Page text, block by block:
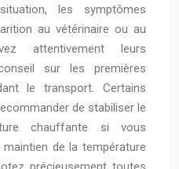
les symptômes
au vétérinaire ou au
attentivement leurs
sur les premières
le transport. Certains
de stabiliser le
chauffante si vous
de la température